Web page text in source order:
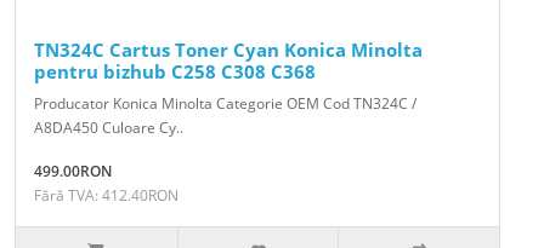
TN324C Cartus Toner Cyan Konica Minolta
pentru bizhub C258 C308 C368
Producator Konica Minolta Categorie OEM Cod TN324C /
A8DA450 Culoare Cy..
499.00RON
Fără TVA: 412.40RON